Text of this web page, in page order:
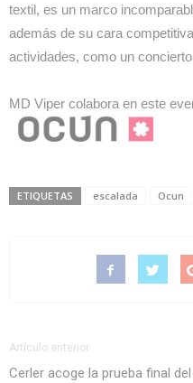
textil, es un marco
además de su cara
actividades, como un
MD Viper colabora en este
ETIQUETAS escalada Ocun
Artículo anterior
Cerler acoge la prueba final del